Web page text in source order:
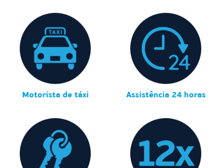
Motorista de táxi Assistência 24 horas